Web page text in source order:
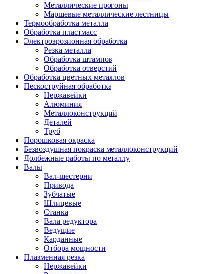
Металлические прогоны
Маршевые металлические лестницы
Термообработка металла
Обработка пластмасс
Электроэрозионная обработка
Резка металла
Обработка штампов
Обработка отверстий
Обработка цветных металлов
Пескоструйная обработка
Нержавейки
Алюминия
Металлоконструкций
Деталей
Труб
Порошковая окраска
Безвоздушная покраска металлоконструкций
Долбежные работы по металлу
Валы
Вал-шестерни
Привода
Зубчатые
Шлицевые
Станка
Вала редуктора
Ведущие
Карданные
Отбора мощности
Плазменная резка
Нержавейки